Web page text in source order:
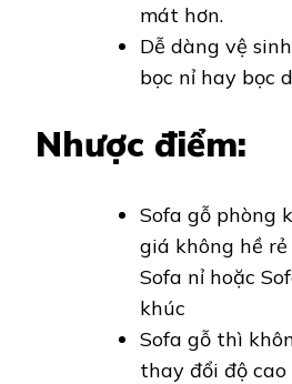
mát hơn.
Dễ dàng vệ
bọc nỉ hay bọc
Nhược điểm:
Sofa gỗ phòng
giá không hề
Sofa nỉ hoặc
khúc
Sofa gỗ thì
thay đổi độ